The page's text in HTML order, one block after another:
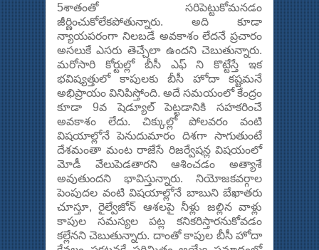
5శాతంతో సరిపెట్టుకోమనడం
జీర్ణించుకోలేకపోతున్నారు. అది కూడా
న్యాయపరంగా నిలబడే అవకాశం లేదనే ప్రచారం
అసలుకే ఎసరు తెచ్చేలా ఉందని చెబుతున్నారు.
మరోసారి కోర్టుల్లో బీసీ ఎఫ్ ని కొట్టేస్తే ఇక
భవిష్యత్తులో కాపులకు బీసీ హోదా కష్టమనే
అభిప్రాయం వినిపిస్తోంది. అదే సమయంలో కేంద్రం
కూడా 9వ షెడ్యూల్ పెట్టడానికి సహకరించే
అవకాశం లేదు. చిక్కుల్లో పోలవరం వంటి
విషయాల్లోనే పెనుదుమారం దిశగా సాగుతుంటే
దేశమంతా మంట రాజేసే రిజర్వేషన్ల విషయంలో
మోడీ వేలుపెడతారని ఆశించడం అత్యాశే
అవుతుందని భావిస్తున్నారు. నియోజకవర్గాల
పెంపుదల వంటి విషయాల్లోనే బాబుని బేఖాతరు
చూస్తూ, రైల్వేజోన్ ఆశలపై నీళ్లు జల్లిన వాళ్లు
కాపుల సమస్యల పట్ల కనికరిస్తారనుకోవడం
కల్లేనని చెబుతున్నారు. దాంతో కాపుల బీసీ హోదా